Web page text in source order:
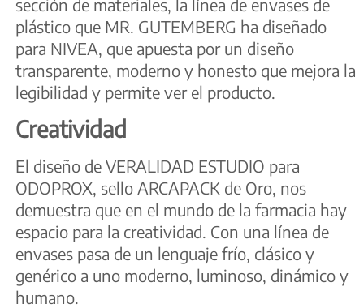
sección de materiales, la línea de envases de
plástico que MR. GUTEMBERG ha diseñado
para NIVEA, que apuesta por un diseño
transparente, moderno y honesto que mejora la
legibilidad y permite ver el producto.
Creatividad
El diseño de VERALIDAD ESTUDIO para
ODOPROX, sello ARCAPACK de Oro, nos
demuestra que en el mundo de la farmacia hay
espacio para la creatividad. Con una línea de
envases pasa de un lenguaje frío, clásico y
genérico a uno moderno, luminoso, dinámico y
humano.